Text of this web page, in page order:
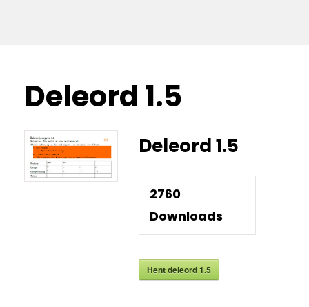
Deleord 1.5
Deleord 1.5
2760
Downloads
Hent deleord 1.5